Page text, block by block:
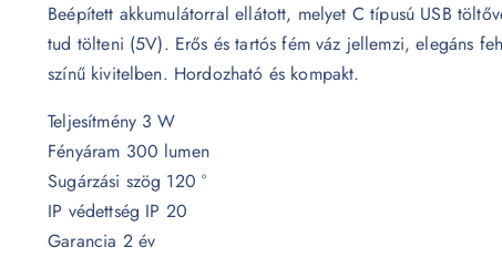
Beépített akkumulátorral ellátott, melyet C típusú USB
tud tölteni (5V). Erős és tartós fém váz jellemzi, elegáns
színű kivitelben. Hordozható és kompakt.
Teljesítmény 3 W
Fényáram 300 lumen
Sugárzási szög 120 °
IP védettség IP 20
Garancia 2 év